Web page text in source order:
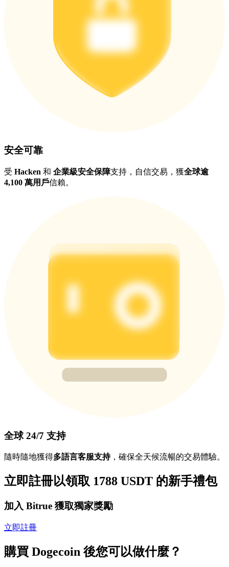
安全可靠
受 Hacken 和 企業級安全保障支持，自信交易，獲全球逾
4,100 萬用戶信賴。
全球 24/7 支持
隨時隨地獲得多語言客服支持，確保全天候流暢的交易體驗。
立即註冊以領取 1788 USDT 的新手禮包
加入 Bitrue 獲取獨家獎勵
立即註冊
購買 Dogecoin 後您可以做什麼？